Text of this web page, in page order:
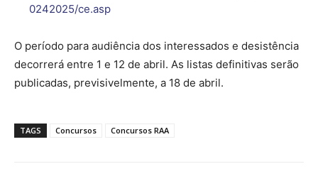
0242025/ce.asp
O período para audiência dos interessados e desistência
decorrerá entre 1 e 12 de abril. As listas definitivas serão
publicadas, previsivelmente, a 18 de abril.
TAGS Concursos Concursos RAA